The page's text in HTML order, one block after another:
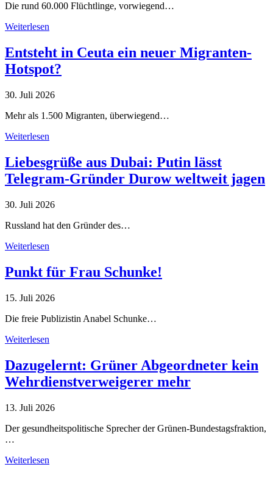
Die rund 60.000 Flüchtlinge, vorwiegend…
Weiterlesen
Entsteht in Ceuta ein neuer Migranten-
Hotspot?
30. Juli 2026
Mehr als 1.500 Migranten, überwiegend…
Weiterlesen
Liebesgrüße aus Dubai: Putin lässt
Telegram-Gründer Durow weltweit jagen
30. Juli 2026
Russland hat den Gründer des…
Weiterlesen
Punkt für Frau Schunke!
15. Juli 2026
Die freie Publizistin Anabel Schunke…
Weiterlesen
Dazugelernt: Grüner Abgeordneter kein
Wehrdienstverweigerer mehr
13. Juli 2026
Der gesundheitspolitische Sprecher der Grünen-Bundestagsfraktion,
…
Weiterlesen